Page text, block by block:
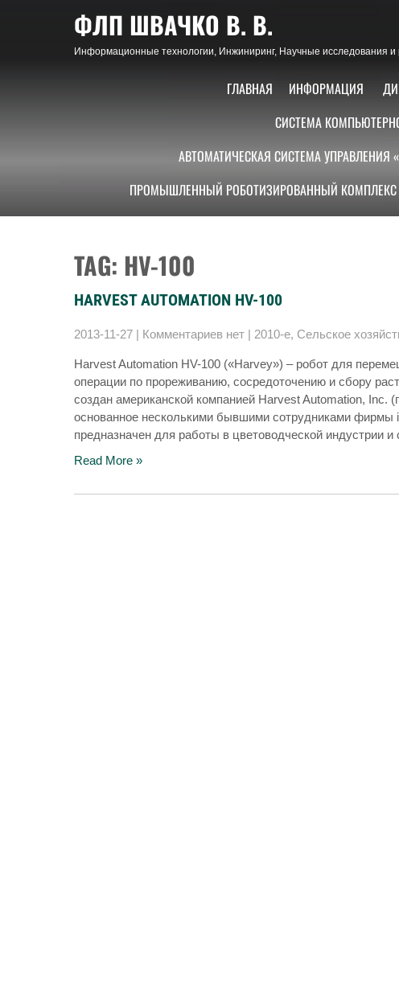
ФЛП ШВАЧКО В. В.
Информационные технологии, Инжиниринг, Научные исследования и
ГЛАВНАЯ ИНФОРМАЦИЯ
СИСТЕМА
АВТОМАТИЧЕСКАЯ СИСТЕМА УПРАВЛЕНИЯ
ПРОМЫШЛЕННЫЙ РОБОТИЗИРОВАННЫЙ КОМПЛЕКС
TAG: HV-100
HARVEST AUTOMATION HV-100
2013-11-27 | Комментариев нет | 2010-е, Сельское
Harvest Automation HV-100 («Harvey») – робот для
операции по прореживанию, сосредоточению и сбору
создан американской компанией Harvest Automation, Inc.
основанное несколькими бывшими сотрудниками
предназначен для работы в цветоводческой индустрии
Read More »